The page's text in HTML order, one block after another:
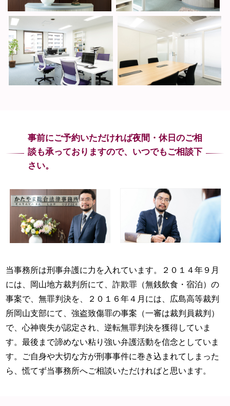
事前にご予約いただければ夜間・休日のご相
談も承っておりますので、いつでもご相談下
さい。
当事務所は刑事弁護に力を入れています。２０１４年９月
には、岡山地方裁判所にて、詐欺罪（無銭飲食・宿泊）の
事案で、無罪判決を、２０１６年４月には、広島高等裁判
所岡山支部にて、強盗致傷罪の事案（一審は裁判員裁判）
で、心神喪失が認定され、逆転無罪判決を獲得していま
す。最後まで諦めない粘り強い弁護活動を信念としていま
す。ご自身や大切な方が刑事事件に巻き込まれてしまった
ら、慌てず当事務所へご相談いただければと思います。